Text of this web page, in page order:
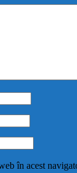
în acest